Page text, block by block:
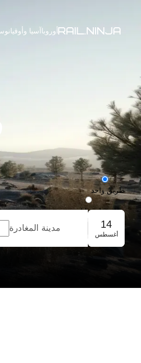
أوروبا آسيا
طريق واحد
رحلة ذهاب وإياب
الحجز الجماعي
14
أغسطس
مدينة المغادرة